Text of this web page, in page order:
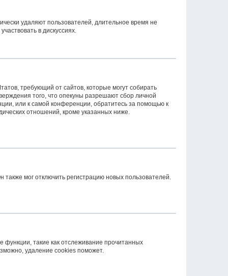
удаляют пользователей, длительное время не
в дискуссиях.
требующий от сайтов, которые могут собирать
того, что опекуны разрешают сбор личной
или к самой конференции, обратитесь за помощью к
отношений, кроме указанных ниже.
мог отключить регистрацию новых пользователей.
такие как отслеживание прочитанных
удаление cookies поможет.